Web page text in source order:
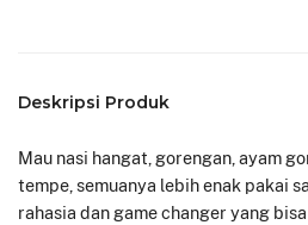
Deskripsi Produk
Mau nasi hangat, gorengan, ayam
tempe, semuanya lebih enak pakai
rahasia dan game changer yang